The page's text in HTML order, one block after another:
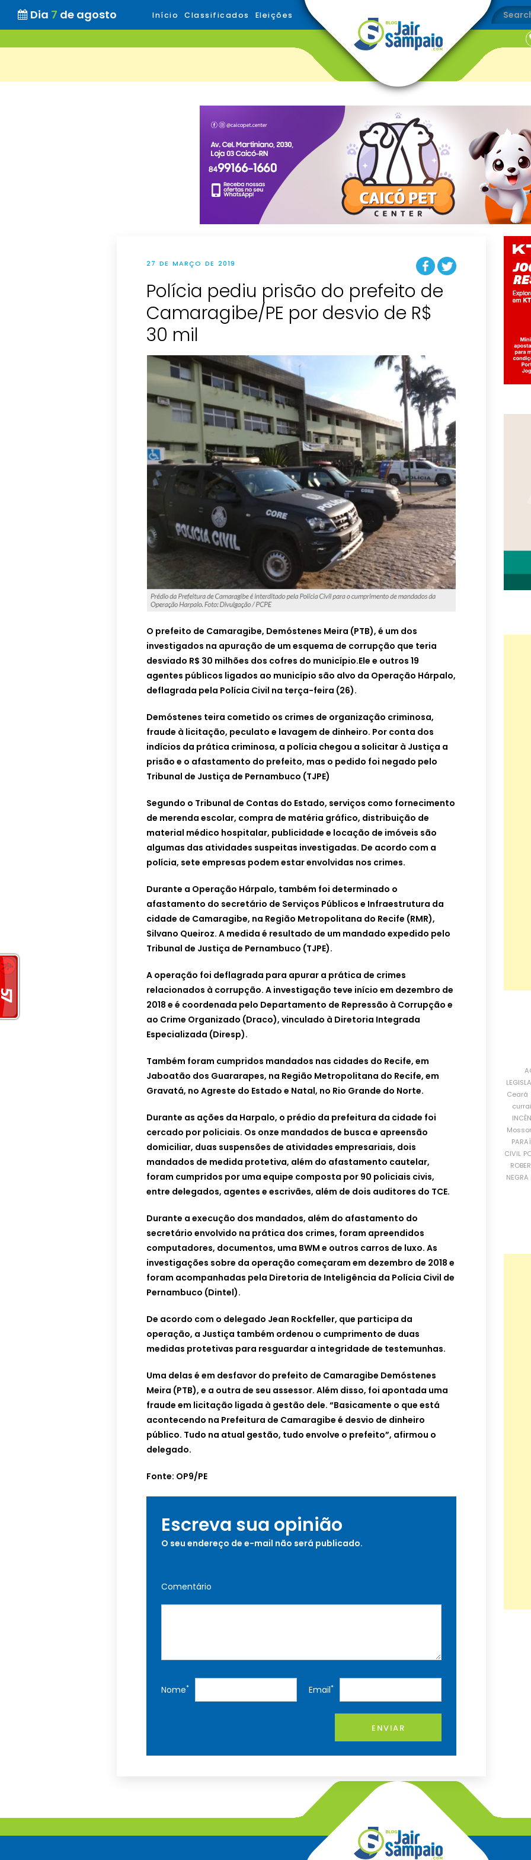
Dia 7 de agosto Início Classificados Eleições
27 DE MARÇO DE 2019
Polícia pediu prisão do prefeito de
Camaragibe/PE por desvio de R$
30 mil
O prefeito de Camaragibe, Demóstenes Meira (PTB), é um dos
investigados na apuração de um esquema de corrupção que teria
desviado R$ 30 milhões dos cofres do município.Ele e outros 19
agentes públicos ligados ao município são alvo da Operação Hárpalo,
deflagrada pela Polícia Civil na terça-feira (26).
Demóstenes teira cometido os crimes de organização criminosa,
fraude à licitação, peculato e lavagem de dinheiro. Por conta dos
indícios da prática criminosa, a polícia chegou a solicitar à Justiça a
prisão e o afastamento do prefeito, mas o pedido foi negado pelo
Tribunal de Justiça de Pernambuco (TJPE)
Segundo o Tribunal de Contas do Estado, serviços como fornecimento
de merenda escolar, compra de matéria gráfico, distribuição de
material médico hospitalar, publicidade e locação de imóveis são
algumas das atividades suspeitas investigadas. De acordo com a
polícia, sete empresas podem estar envolvidas nos crimes.
Durante a Operação Hárpalo, também foi determinado o
afastamento do secretário de Serviços Públicos e Infraestrutura da
cidade de Camaragibe, na Região Metropolitana do Recife (RMR),
Silvano Queiroz. A medida é resultado de um mandado expedido pelo
Tribunal de Justiça de Pernambuco (TJPE).
A operação foi deflagrada para apurar a prática de crimes
relacionados à corrupção. A investigação teve início em dezembro de
2018 e é coordenada pelo Departamento de Repressão à Corrupção e
ao Crime Organizado (Draco), vinculado à Diretoria Integrada
Especializada (Diresp).
Também foram cumpridos mandados nas cidades do Recife, em
Jaboatão dos Guararapes, na Região Metropolitana do Recife, em
Gravatá, no Agreste do Estado e Natal, no Rio Grande do Norte.
Durante as ações da Harpalo, o prédio da prefeitura da cidade foi
cercado por policiais. Os onze mandados de busca e apreensão
domiciliar, duas suspensões de atividades empresariais, dois
mandados de medida protetiva, além do afastamento cautelar,
foram cumpridos por uma equipe composta por 90 policiais civis,
entre delegados, agentes e escrivães, além de dois auditores do TCE.
Durante a execução dos mandados, além do afastamento do
secretário envolvido na prática dos crimes, foram apreendidos
computadores, documentos, uma BWM e outros carros de luxo. As
investigações sobre da operação começaram em dezembro de 2018 e
foram acompanhadas pela Diretoria de Inteligência da Polícia Civil de
Pernambuco (Dintel).
De acordo com o delegado Jean Rockfeller, que participa da
operação, a Justiça também ordenou o cumprimento de duas
medidas protetivas para resguardar a integridade de testemunhas.
Uma delas é em desfavor do prefeito de Camaragibe Demóstenes
Meira (PTB), e a outra de seu assessor. Além disso, foi apontada uma
fraude em licitação ligada à gestão dele. “Basicamente o que está
acontecendo na Prefeitura de Camaragibe é desvio de dinheiro
público. Tudo na atual gestão, tudo envolve o prefeito”, afirmou o
delegado.
Fonte: OP9/PE
Escreva sua opinião
O seu endereço de e-mail não será publicado.
Comentário
Nome* Email*
ENVIAR
Ceará
CIVIL
NEGRA